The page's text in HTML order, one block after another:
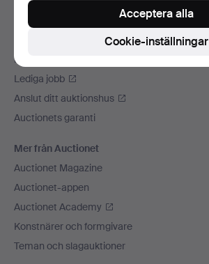
Auctionet
Press
Lediga jobb
Anslut ditt auktionshus
Auctionets garanti
Mer från Auctionet
Auctionet Magazine
Auctionet-appen
Auctionet Academy
Konstnärer och formgivare
Teman och slagauktioner
Cookie-inställningar
Acceptera alla